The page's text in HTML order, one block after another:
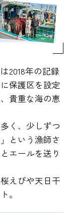
2018年の記録
保護区を設定
貴重な海の恵
く、少しずつ
という漁師さ
エールを送り
えびや天日干
。